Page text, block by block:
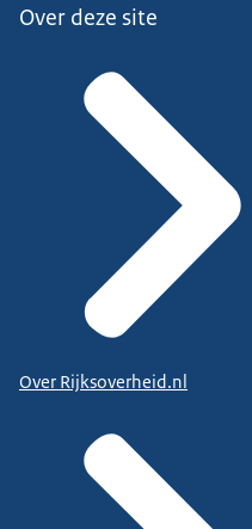
Over deze site
Over Rijksoverheid.nl